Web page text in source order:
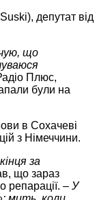
депутат від
що
Плюс,
були на
в Сохачеві
з Німеччини.
за
що зараз
репарації. – У